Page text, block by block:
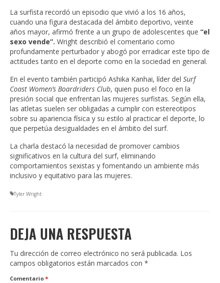
La surfista recordó un episodio que vivió a los 16 años,
cuando una figura destacada del ámbito deportivo, veinte
años mayor, afirmó frente a un grupo de adolescentes que “el
sexo vende”. Wright describió el comentario como
profundamente perturbador y abogó por erradicar este tipo de
actitudes tanto en el deporte como en la sociedad en general.
En el evento también participó Ashika Kanhai, líder del Surf
Coast Women’s Boardriders Club, quien puso el foco en la
presión social que enfrentan las mujeres surfistas. Según ella,
las atletas suelen ser obligadas a cumplir con estereotipos
sobre su apariencia física y su estilo al practicar el deporte, lo
que perpetúa desigualdades en el ámbito del surf.
La charla destacó la necesidad de promover cambios
significativos en la cultura del surf, eliminando
comportamientos sexistas y fomentando un ambiente más
inclusivo y equitativo para las mujeres.
Tyler Wright
DEJA UNA RESPUESTA
Tu dirección de correo electrónico no será publicada. Los
campos obligatorios están marcados con *
Comentario *